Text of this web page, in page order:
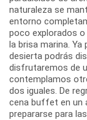
naturaleza se
entorno
poco explorados
la brisa marina.
desierta podrás
disfrutaremos de
contemplamos
dos iguales. De
cena buffet en un
prepararse para